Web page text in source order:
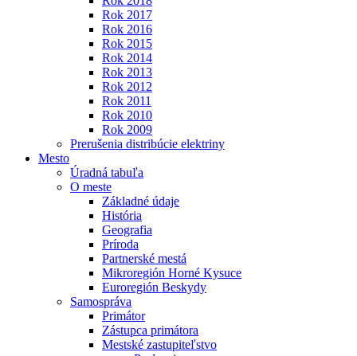
Rok 2017
Rok 2016
Rok 2015
Rok 2014
Rok 2013
Rok 2012
Rok 2011
Rok 2010
Rok 2009
Prerušenia distribúcie elektriny
Mesto
Úradná tabuľa
O meste
Základné údaje
História
Geografia
Príroda
Partnerské mestá
Mikroregión Horné Kysuce
Euroregión Beskydy
Samospráva
Primátor
Zástupca primátora
Mestské zastupiteľstvo